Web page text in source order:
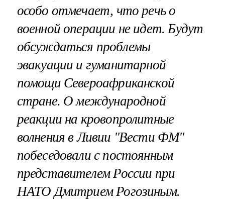
особо отмечает, что речь о
военной операции не идет. Будут
обсуждаться проблемы
эвакуации и гуманитарной
помощи Североафриканской
стране. О международной
реакции на кровопролитные
волнения в Ливии "Вести ФМ"
побеседовали с постоянным
представителем России при
НАТО Дмитрием Рогозиным.